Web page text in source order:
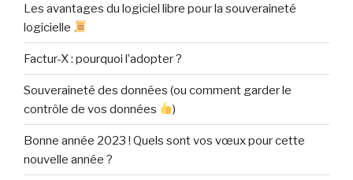
Les avantages du logiciel libre pour la souveraineté
logicielle
Factur-X : pourquoi l’adopter ?
Souveraineté des données (ou comment garder le
contrôle de vos données
)
Bonne année 2023 ! Quels sont vos vœux pour cette
nouvelle année ?